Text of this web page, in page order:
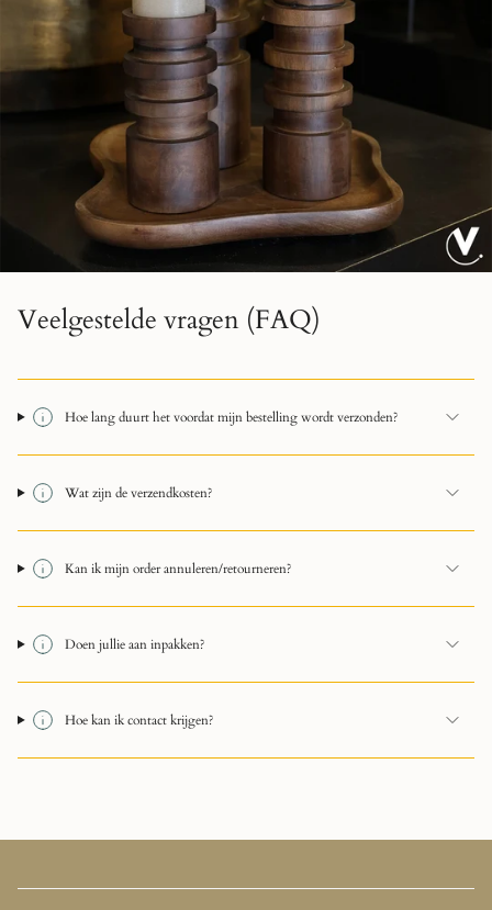
Veelgestelde vragen (FAQ)
Hoe lang duurt het voordat mijn bestelling wordt verzonden?
Wat zijn de verzendkosten?
Kan ik mijn order annuleren/retourneren?
Doen jullie aan inpakken?
Hoe kan ik contact krijgen?